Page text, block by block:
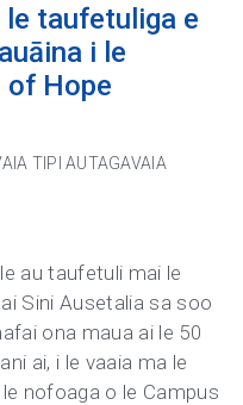
taufetuliga e
i le
of Hope
TIPI AUTAGAVAIA
au taufetuli mai le
Sini Ausetalia sa soo
ona maua ai le 50
ai, i le vaaia ma le
nofoaga o le Campus